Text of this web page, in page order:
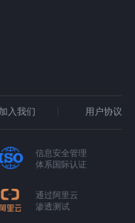
加入我们 用户协议
信息安全管理
体系国际认证
通过阿里云
渗透测试